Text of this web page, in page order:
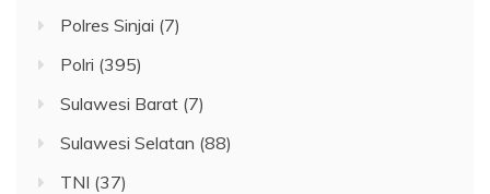
Polres Sinjai (7)
Polri (395)
Sulawesi Barat (7)
Sulawesi Selatan (88)
TNI (37)